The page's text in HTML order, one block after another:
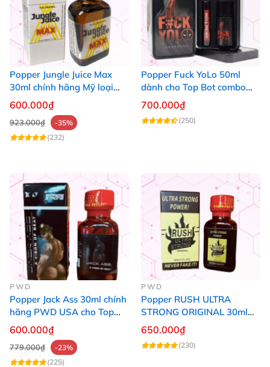
Popper Jungle Juice Max
30ml chính hãng Mỹ loại
mạnh cho Top Bot
600.000₫
923.000₫
-35%
(232)
Popper Fuck YoLo 50ml
dành cho Top Bot combo
hộp thiếc 40ml + 10ml
700.000₫
(250)
PWD
Popper Jack Ass 30ml chính
hãng PWD USA cho Top
Bot
600.000₫
779.000₫
-23%
(225)
PWD
Popper RUSH ULTRA
STRONG ORIGINAL 30ml
Chính Hãng Mỹ PWD
650.000₫
(230)